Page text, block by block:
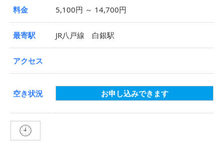
料金 5,100円 ～ 14,700円
最寄駅 JR八戸線 白銀駅
アクセス
空き状況 お申し込みできます